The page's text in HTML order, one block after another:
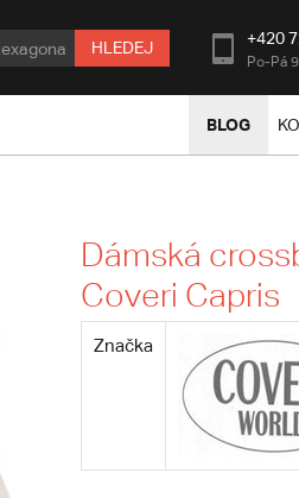
HLEDEJ +420
Po-Pá
BLOG
Dámská
Coveri Capris
Značka